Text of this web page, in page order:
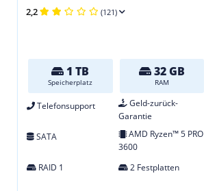
2,2 (121)
1 TB
Speicherplatz
32 GB
RAM
Telefonsupport
Geld-zurück-
Garantie
SATA
AMD Ryzen™ 5 PRO
3600
RAID 1 2 Festplatten